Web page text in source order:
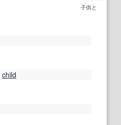
子供と
child